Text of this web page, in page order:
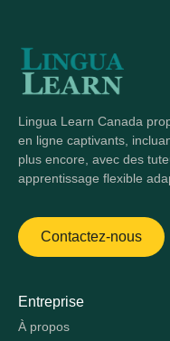
Lingua Learn Canada
en ligne captivants,
plus encore, avec des
apprentissage flexible
Contactez-nous
Entreprise
À propos